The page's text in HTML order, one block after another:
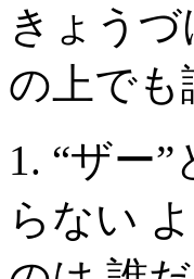
きょう
の上でも
1. “ザー
らない